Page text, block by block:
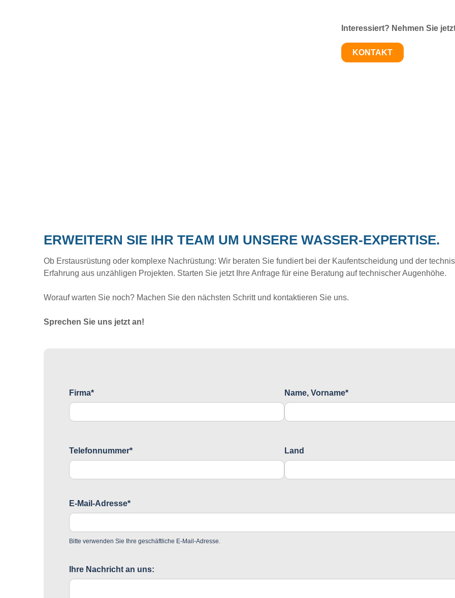
Interessiert? Nehmen Sie
KONTAKT
ERWEITERN SIE IHR TEAM UM UNSERE WASSER-EXPERTISE.
Ob Erstausrüstung oder komplexe Nachrüstung: Wir beraten Sie fundiert bei der Kaufentscheidung und der
Erfahrung aus unzähligen Projekten. Starten Sie jetzt Ihre Anfrage für eine Beratung auf technischer Augenhöhe.
Worauf warten Sie noch? Machen Sie den nächsten Schritt und kontaktieren Sie uns.
Sprechen Sie uns jetzt an!
Firma* Name, Vorname*
Telefonnummer* Land
E-Mail-Adresse*
Bitte verwenden Sie Ihre geschäftliche E-Mail-Adresse.
Ihre Nachricht an uns: